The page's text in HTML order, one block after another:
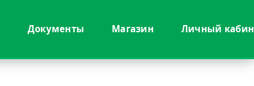
Документы Магазин Личный